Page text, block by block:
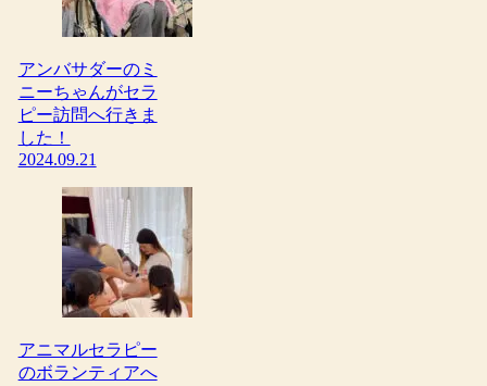
アンバサダーのミ
ニーちゃんがセラ
ピー訪問へ行きま
した！
2024.09.21
アニマルセラピー
のボランティアへ